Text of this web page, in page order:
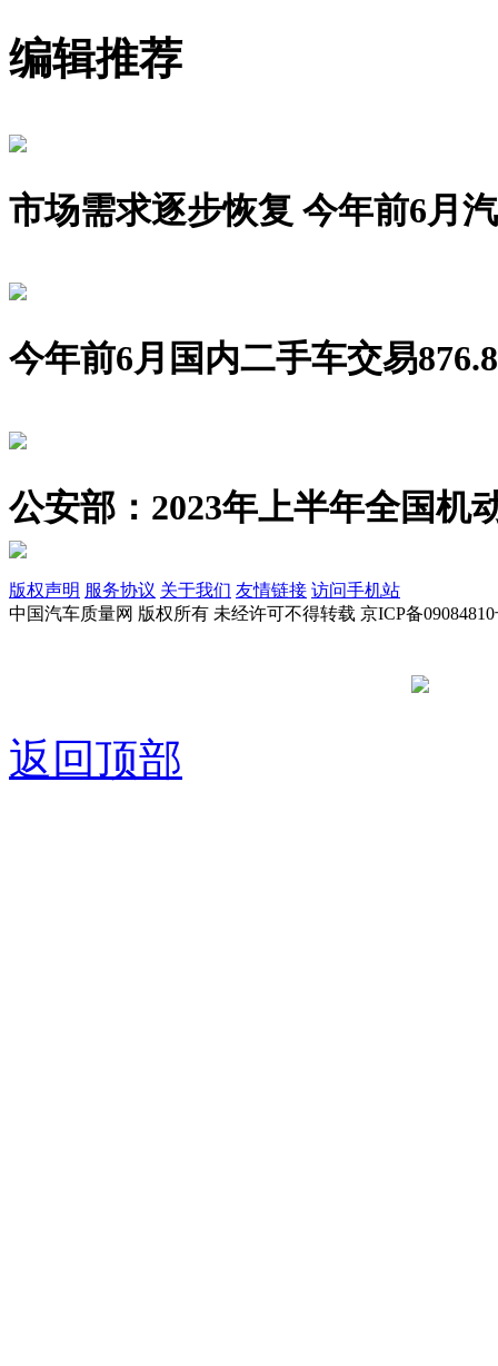
编辑推荐
市场需求逐步恢复 今年前6月
今年前6月国内二手车交易
公安部：2023年上半年全国机
版权声明 服务协议 关于我们 友情链接 访问手机站
中国汽车质量网 版权所有 未经许可不得转载 京ICP备09084810
返回顶部